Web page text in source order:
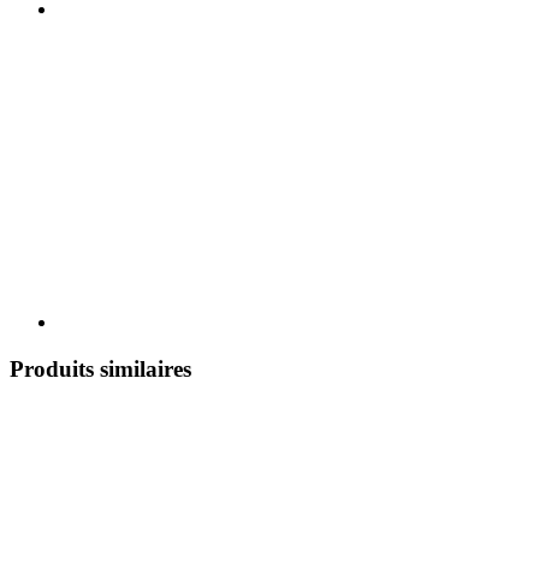
Produits similaires